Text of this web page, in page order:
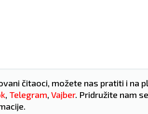
čitaoci, možete nas pratiti i na
, Telegram, Vajber. Pridružite nam